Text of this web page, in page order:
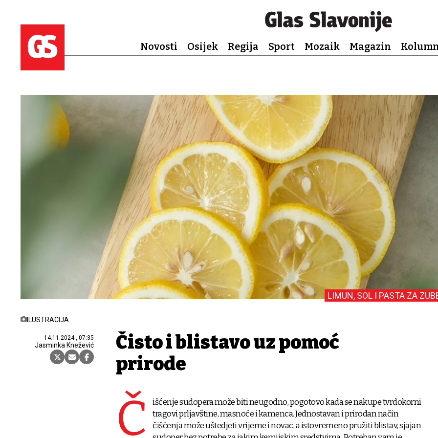
Novosti Osijek Regija Sport Mozaik Magazin
ILUSTRACIJA
14.11.2024., 07:35
Jasminka Knežević
LIMUN, SOL I PASTA ZA
Čisto i blistavo uz pomoć
prirode
Č
išćenje sudopera može biti neugodno, pogotovo kada se nakupe tvrdokorni
tragovi prljavštine, masnoće i kamenca. Jednostavan i prirodan način
čišćenja može uštedjeti vrijeme i novac, a istovremeno pružiti blistav, sjajan